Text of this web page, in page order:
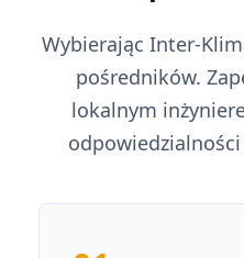
Wybierając Inter-
pośredników.
lokalnym